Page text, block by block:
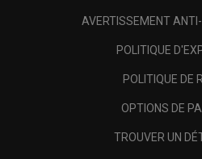
AVERTISSEMENT
POLITIQUE
POLITIQUE DE
OPTIONS DE
TROUVER UN